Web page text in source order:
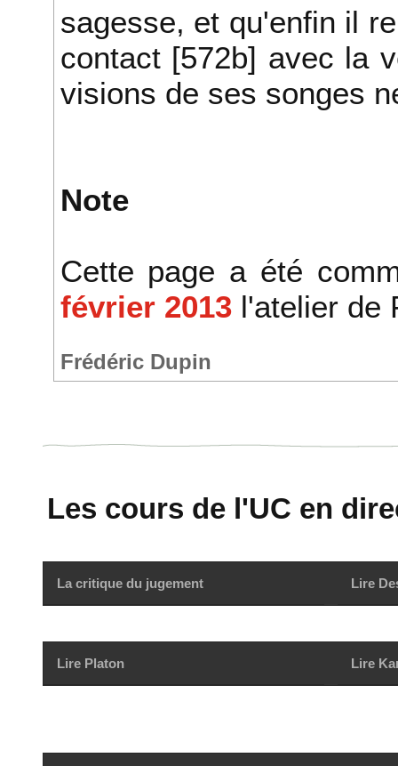
sagesse, et qu'enfin il
contact [572b] avec la
visions de ses songes
Note
Cette page a été
février 2013l'atelier de
Frédéric Dupin
Les cours de l'UC en
La critique du jugement Lire
Lire Platon Lire